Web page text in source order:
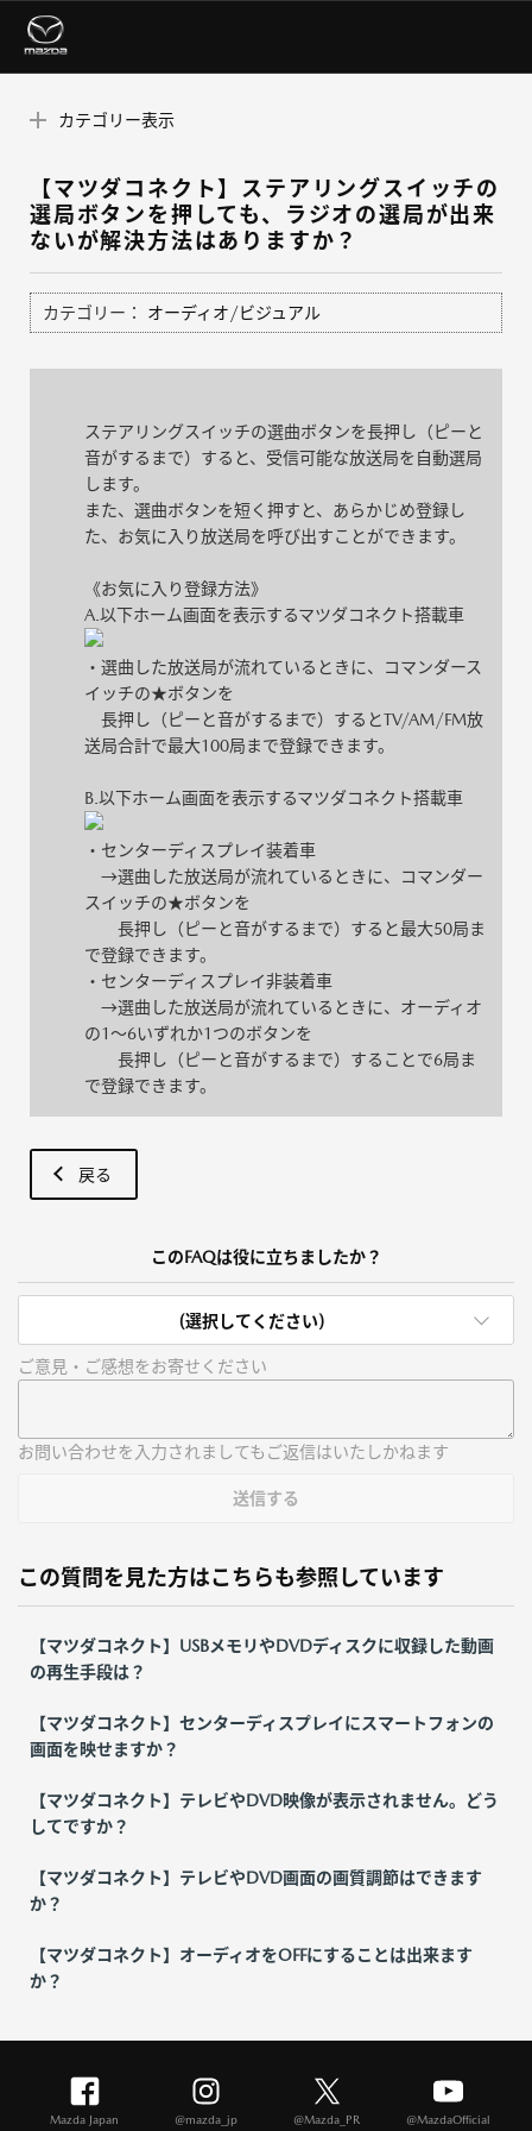
カテゴリー表示
【マツダコネクト】ステアリングスイッチの
選局ボタンを押しても、ラジオの選局が出来
ないが解決方法はありますか？
カテゴリー： オーディオ/ビジュアル
ステアリングスイッチの選曲ボタンを長押し（ピーと
音がするまで）すると、受信可能な放送局を自動選局
します。
また、選曲ボタンを短く押すと、あらかじめ登録し
た、お気に入り放送局を呼び出すことができます。
《お気に入り登録方法》
A.以下ホーム画面を表示するマツダコネクト搭載車
・選曲した放送局が流れているときに、コマンダース
イッチの★ボタンを
長押し（ピーと音がするまで）するとTV/AM/FM放
送局合計で最大100局まで登録できます。
B.以下ホーム画面を表示するマツダコネクト搭載車
・センターディスプレイ装着車
→選曲した放送局が流れているときに、コマンダー
スイッチの★ボタンを
長押し（ピーと音がするまで）すると最大50局ま
で登録できます。
・センターディスプレイ非装着車
→選曲した放送局が流れているときに、オーディオ
の1～6いずれか1つのボタンを
長押し（ピーと音がするまで）することで6局ま
で登録できます。
戻る
このFAQは役に立ちましたか？
(選択してください)
ご意見・ご感想をお寄せください
お問い合わせを入力されましてもご返信はいたしかねます
送信する
この質問を見た方はこちらも参照しています
【マツダコネクト】USBメモリやDVDディスクに収録した動画
の再生手段は？
【マツダコネクト】センターディスプレイにスマートフォンの
画面を映せますか？
【マツダコネクト】テレビやDVD映像が表示されません。どう
してですか？
【マツダコネクト】テレビやDVD画面の画質調節はできます
か？
【マツダコネクト】オーディオをOFFにすることは出来ます
か？
Mazda Japan @mazda_jp @Mazda_PR @MazdaOfficial